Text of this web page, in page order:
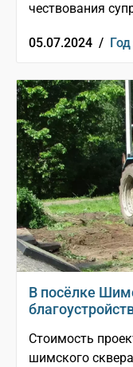
чествования
05.07.2024 /
В посёлке
Стоимость
шимского